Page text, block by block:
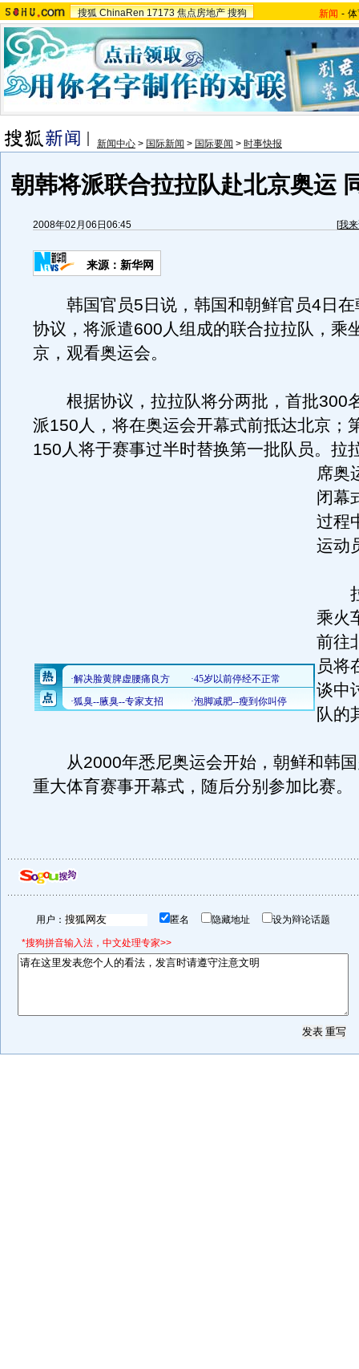
搜狐 ChinaRen 17173 焦点房地产 搜狗 新闻 -
新闻中心 > 国际新闻 > 国际要闻 > 时事快报
朝韩将派联合拉拉队赴北京奥运
2008年02月06日06:45 [我
来源：新华网
韩国官员5日说，韩国和朝鲜官员4日在
协议，将派遣600人组成的联合拉拉队，乘
京，观看奥运会。
根据协议，拉拉队将分两批，首批300
派150人，将在奥运会开幕式前抵达北京；
150人将于赛事过半时替换第一批队员。 拉
席奥
闭幕
过程
运动
拉
乘火
前往
员将
谈中
队的
从2000年悉尼奥运会开始，朝鲜和韩国
重大体育赛事开幕式，随后分别参加比赛。
用户： 匿名 隐藏地址 设为辩论话题
*搜狗拼音输入法，中文处理专家>>